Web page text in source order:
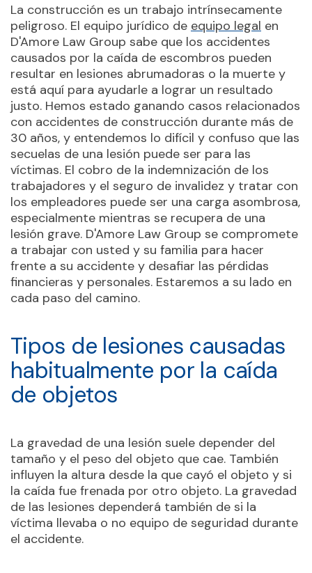
La construcción es un trabajo intrínsecamente
peligroso. El equipo jurídico de equipo legal en
D'Amore Law Group sabe que los accidentes
causados por la caída de escombros pueden
resultar en lesiones abrumadoras o la muerte y
está aquí para ayudarle a lograr un resultado
justo. Hemos estado ganando casos relacionados
con accidentes de construcción durante más de
30 años, y entendemos lo difícil y confuso que las
secuelas de una lesión puede ser para las
víctimas. El cobro de la indemnización de los
trabajadores y el seguro de invalidez y tratar con
los empleadores puede ser una carga asombrosa,
especialmente mientras se recupera de una
lesión grave. D'Amore Law Group se compromete
a trabajar con usted y su familia para hacer
frente a su accidente y desafiar las pérdidas
financieras y personales. Estaremos a su lado en
cada paso del camino.
Tipos de lesiones causadas
habitualmente por la caída
de objetos
La gravedad de una lesión suele depender del
tamaño y el peso del objeto que cae. También
influyen la altura desde la que cayó el objeto y si
la caída fue frenada por otro objeto. La gravedad
de las lesiones dependerá también de si la
víctima llevaba o no equipo de seguridad durante
el accidente.